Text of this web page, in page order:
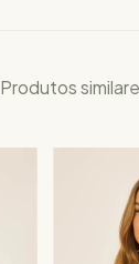
Produtos